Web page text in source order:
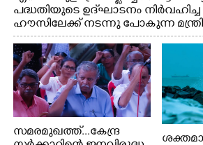
പദ്ധതിയുടെ ഉദ്‌ഘാടനം നിർവഹിച്ച
ഹൗസിലേക്ക് നടന്നു പോകുന്ന
സമരമുഖത്ത്...കേന്ദ്ര